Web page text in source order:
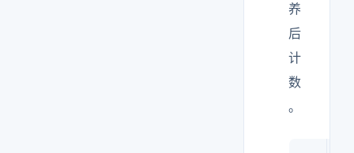
养
后
计
数
。